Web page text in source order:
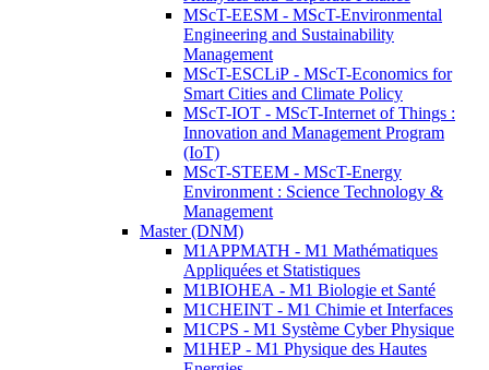
MScT-EESM - MScT-Environmental
Engineering and Sustainability
Management
MScT-ESCLiP - MScT-Economics for
Smart Cities and Climate Policy
MScT-IOT - MScT-Internet of Things :
Innovation and Management Program
(IoT)
MScT-STEEM - MScT-Energy
Environment : Science Technology &
Management
Master (DNM)
M1APPMATH - M1 Mathématiques
Appliquées et Statistiques
M1BIOHEA - M1 Biologie et Santé
M1CHEINT - M1 Chimie et Interfaces
M1CPS - M1 Système Cyber Physique
M1HEP - M1 Physique des Hautes